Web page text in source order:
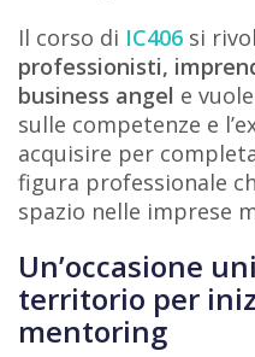
Il corso di IC406 si
professionisti,
business angel e
sulle competenze e
acquisire per
figura professionale
spazio nelle imprese
Un’occasione
territorio per
mentoring